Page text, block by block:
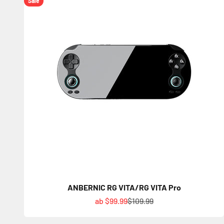
ANBERNIC RG VITA/RG VITA Pro
Angebot
ab $99.99Regulärer Preis
$109.99